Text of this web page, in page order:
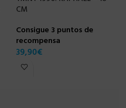
CM
Consigue 3 puntos de
recompensa
39,90€